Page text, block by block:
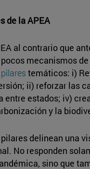
de la APEA
al contrario que
mecanismos
pilares temáticos: i)
ii) reforzar las
entre estados; iv)
y la
delinean una
No responden
sino que